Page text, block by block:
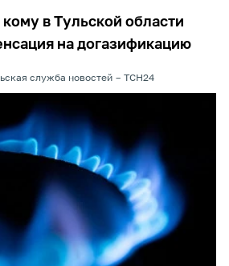
в Тульской области
на догазификацию
служба новостей ТСН24